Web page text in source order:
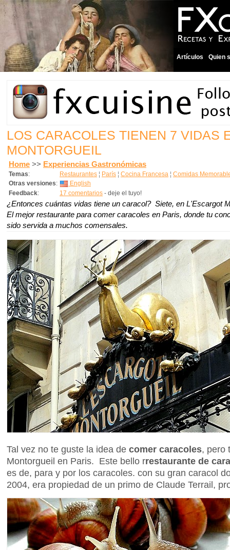
Artículos Quien
LOS CARACOLES TIENEN 7 VIDAS
MONTORGUEIL
Home >> Experiencias Gastronómicas
Temas: Restaurantes ¦ París ¦ Cocina Francesa ¦ Comidas
Otras versiones:
English
Feedback: 17 comentarios - deje el tuyo!
¿Entonces cuántas vidas tiene un caracol? Siete, en L'Escargot
El mejor restaurante para comer caracoles en Paris, donde tu
sido servida a muchos comensales.
Tal vez no te guste la idea de comer caracoles, pero
Montorgueil en Paris. Este bello rrestaurante de
es de, para y por los caracoles. con su gran caracol
2004, era propiedad de un primo de Claude Terrail,